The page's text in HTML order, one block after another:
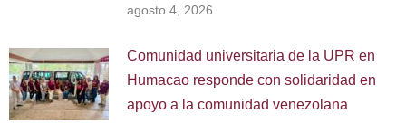
agosto 4, 2026
Comunidad universitaria de la UPR en
Humacao responde con solidaridad en
apoyo a la comunidad venezolana